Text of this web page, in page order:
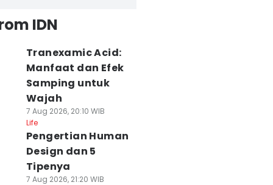
IDN
Tranexamic Acid:
Manfaat dan Efek
Samping untuk
Wajah
7 Aug 2026, 20:10 WIB
Life
Pengertian Human
Design dan 5
Tipenya
7 Aug 2026, 21:20 WIB